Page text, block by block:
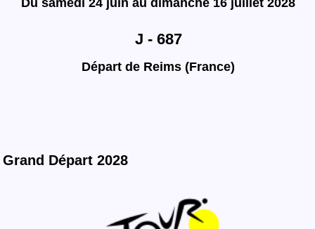
Du samedi 24 juin au dimanche 16 juillet 2028
J - 687
Départ de Reims (France)
Grand Départ 2028